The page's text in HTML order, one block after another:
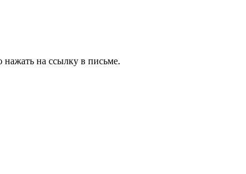
нажать на ссылку в письме.